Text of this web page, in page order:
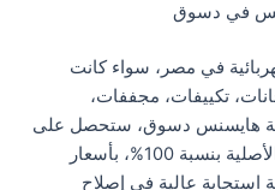
في دسوق
في مصر، سواء كانت
تكييفات، مجففات،
هايسنس دسوق، ستحصل على
الدعم الكامل وتوفير قطع الغيار الأصلية بنسبة 100%، بأسعار
استجابة عالية في إصلاح